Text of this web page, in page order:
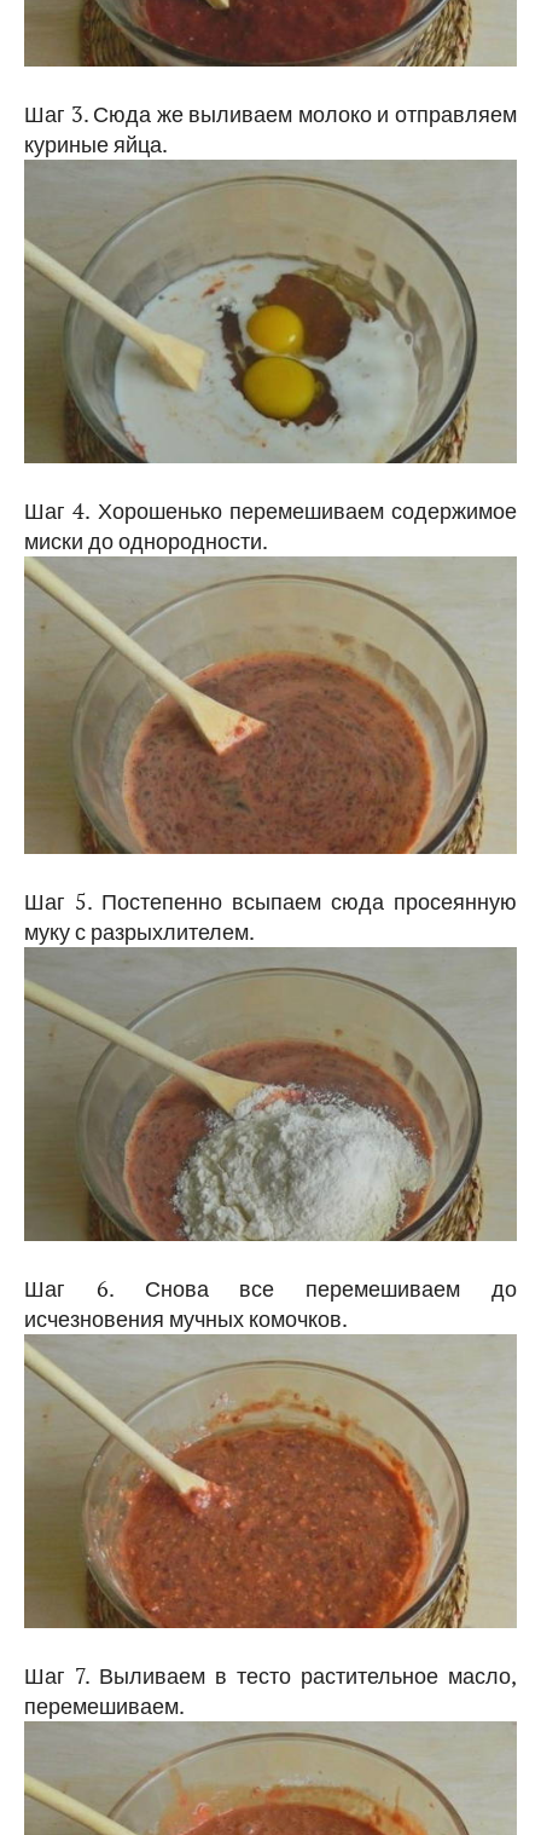
Шаг 3. Сюда же выливаем молоко и отправляем
куриные яйца.
Шаг 4. Хорошенько перемешиваем содержимое
миски до однородности.
Шаг 5. Постепенно всыпаем сюда просеянную
муку с разрыхлителем.
Шаг 6. Снова все перемешиваем до
исчезновения мучных комочков.
Шаг 7. Выливаем в тесто растительное масло,
перемешиваем.